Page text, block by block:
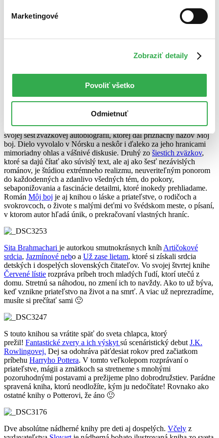
Marketingové
Zobraziť detaily
Povoliť všetko
Odmietnuť
dílo náhodynájdete desať esejí, v ktorých sa Michael Kimmelman
americký teoretik a kritik zamýšľa nad rolou umenia v živote, a to
bežných divákov, ktorým je táto kniha určená. Michael Kimmelman
rôzne obdobia, umelecké smery a tvorbu. Nie je to však žiadny
životmi niektorých slávnych umelcov. Hlavným poslaním knihy je
ukázať čitateľovi ako sa pozerať na umelecké diela a čo všetko nám
„Podpísal som zmluvu s diablom,“ povedalKarl Ove Knausgaard
svojej šesťzväzkovej autobiografii, ktorej dal príznačný názov Môj
boj. Dielo vyvolalo v Nórsku a neskôr i ďaleko za jeho hranicami
mimoriadny ohlas a vášnivé diskusie. Druhý zo šiestich zväzkov,
ktoré sa dajú čítať ako súvislý text, ale aj ako šesť nezávislých
románov, je štúdiou extrémneho realizmu, neuveriteľným ponorom
do každodenných a zdanlivo všedných tém, do pokory,
sebaponižovania a fascinácie detailmi, ktoré inokedy prehliadame.
Román Môj boj je aj knihou o láske a priateľstve, o rodičoch a
svokrovcoch, o živote s malými deťmi vo švédskom meste, o písaní,
v ktorom autor hľadá únik, o prekračovaní vlastných hraníc.
Sita Brahmachari je autorkou smutnokrásnych kníh Artičokové
srdcia, Jazmínové nebo a Už zase lietam, ktoré si získali srdcia
detských i dospelých slovenských čitateľov. Vo svojej štvrtej knihe
Červené lístie rozpráva príbeh troch mladých ľudí, ktorí utečú z
domu. Stretnú sa náhodou, no zmení ich to navždy. Ako to už býva,
keď vznikne priateľstvo na život a na smrť. A viac už neprezradíme,
musíte si prečítať sami 🙂
S touto knihou sa vrátite späť do sveta chlapca, ktorý
prežil! Fantastické zvery a ich výskyt sú scenáristický debut J.K.
Rowlingovej. Dej sa odohráva päťdesiat rokov pred začiatkom
príbehu Harryho Pottera. V tomto veľkolepom rozprávaní o
priateľstve, mágii a zmätkoch sa stretneme s mnohými
pozoruhodnými postavami a prežijeme plno dobrodružstiev. Parádne
spravená kniha, ktorú neodložíte, kým ju nedočítate! Rovnako ako
ostatné knihy o Potterovi, že áno 🙂
Dve absolútne nádherné knihy pre deti aj dospelých. Včely z